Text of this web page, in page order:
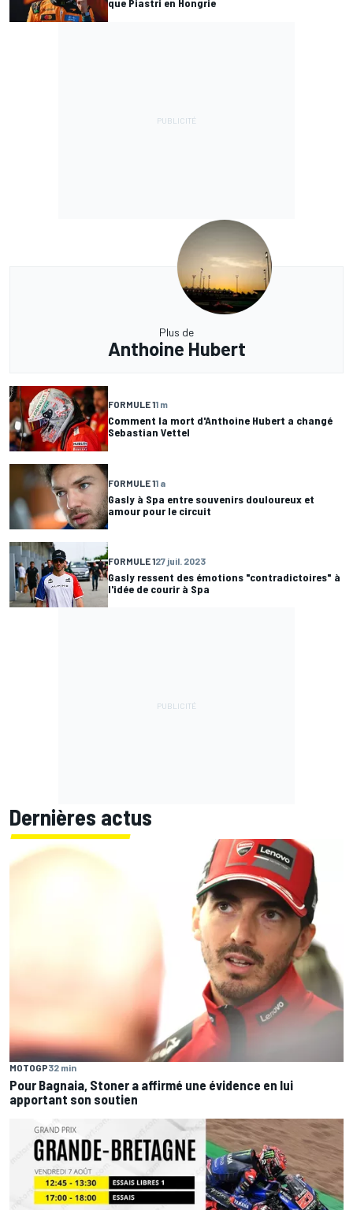
que Piastri en Hongrie
Plus de
Anthoine Hubert
FORMULE 11 m
Comment la mort d'Anthoine Hubert a changé
Sebastian Vettel
FORMULE 11 a
Gasly à Spa entre souvenirs douloureux et
amour pour le circuit
FORMULE 127 juil. 2023
Gasly ressent des émotions "contradictoires" à
l'idée de courir à Spa
Dernières actus
MOTOGP32 min
Pour Bagnaia, Stoner a affirmé une évidence en lui
apportant son soutien